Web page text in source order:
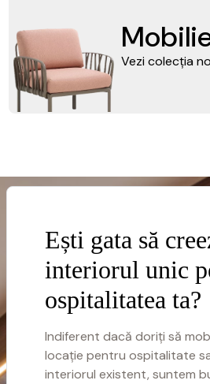
Vezi colecția
Ești gata să
interiorul unic
ospitalitatea ta?
Indiferent dacă doriți să
locație pentru ospitalitate
interiorul existent, suntem